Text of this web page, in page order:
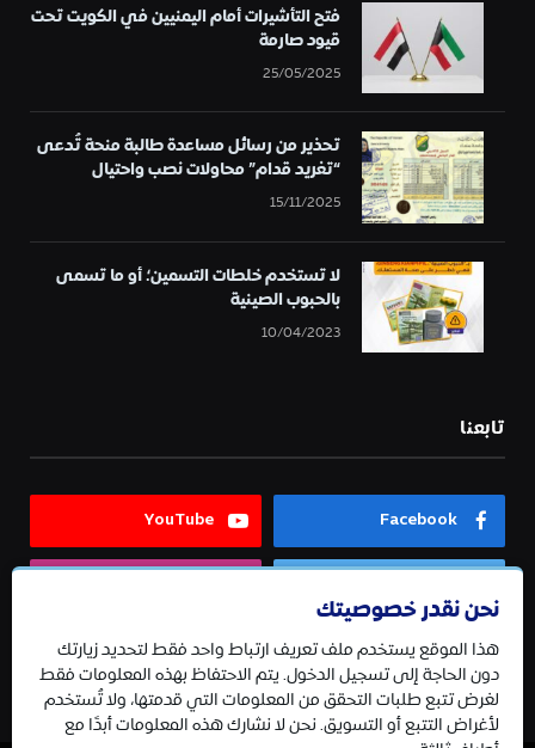
فتح التأشيرات أمام اليمنيين في الكويت تحت
قيود صارمة
25/05/2025
تحذير من رسائل مساعدة طالبة منحة تُدعى
“تغريد قدام” محاولات نصب واحتيال
15/11/2025
لا تستخدم خلطات التسمين؛ أو ما تسمى
بالحبوب الصينية
10/04/2023
تابعنا
Facebook
YouTube
Telegram
نحن نقدر خصوصيتك
هذا الموقع يستخدم ملف تعريف ارتباط واحد فقط لتحديد زيارتك
دون الحاجة إلى تسجيل الدخول. يتم الاحتفاظ بهذه المعلومات فقط
لغرض تتبع طلبات التحقق من المعلومات التي قدمتها، ولا تُستخدم
لأغراض التتبع أو التسويق. نحن لا نشارك هذه المعلومات أبدًا مع